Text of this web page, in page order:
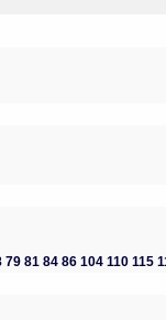
79 81 84 86 104 110 115